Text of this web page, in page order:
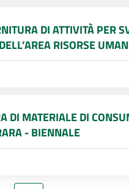
DI ATTIVITÀ PER
RISORSE
DI MATERIALE DI
- BIENNALE